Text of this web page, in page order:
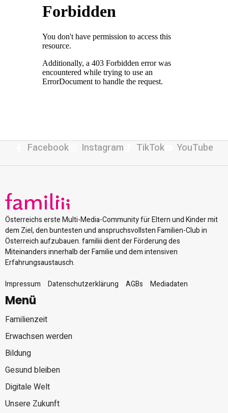
Facebook Instagram TikTok YouTube
Österreichs erste Multi-Media-Community für Eltern und Kinder mit
dem Ziel, den buntesten und anspruchsvollsten Familien-Club in
Österreich aufzubauen. familiii dient der Förderung des
Miteinanders innerhalb der Familie und dem intensiven
Erfahrungsaustausch.
Impressum
Datenschutzerklärung AGBs Mediadaten
Menü
Familienzeit
Erwachsen werden
Bildung
Gesund bleiben
Digitale Welt
Unsere Zukunft